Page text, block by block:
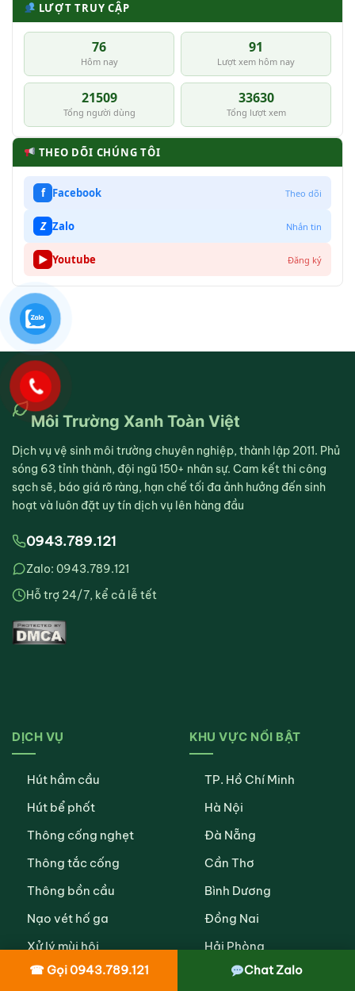
LƯỢT TRUY CẬP
76
Hôm nay
91
Lượt xem hôm nay
21509
Tổng người dùng
33630
Tổng lượt xem
THEO DÕI CHÚNG TÔI
f Facebook Theo dõi
Z Zalo Nhắn tin
▶ Youtube Đăng ký
Môi Trường Xanh Toàn Việt
Dịch vụ vệ sinh môi trường chuyên nghiệp, thành lập 2011. Phủ
sóng 63 tỉnh thành, đội ngũ 150+ nhân sự. Cam kết thi công
sạch sẽ, báo giá rõ ràng, hạn chế tối đa ảnh hưởng đến sinh
hoạt và luôn đặt uy tín dịch vụ lên hàng đầu
0943.789.121
Zalo: 0943.789.121
Hỗ trợ 24/7, kể cả lễ tết
DỊCH VỤ
Hút hầm cầu
Hút bể phốt
Thông cống nghẹt
Thông tắc cống
Thông bồn cầu
Nạo vét hố ga
Xử lý mùi hôi
Vệ sinh đường ống
KHU VỰC NỔI BẬT
TP. Hồ Chí Minh
Hà Nội
Đà Nẵng
Cần Thơ
Bình Dương
Đồng Nai
Hải Phòng
An Giang
☎ Gọi 0943.789.121 Chat Zalo